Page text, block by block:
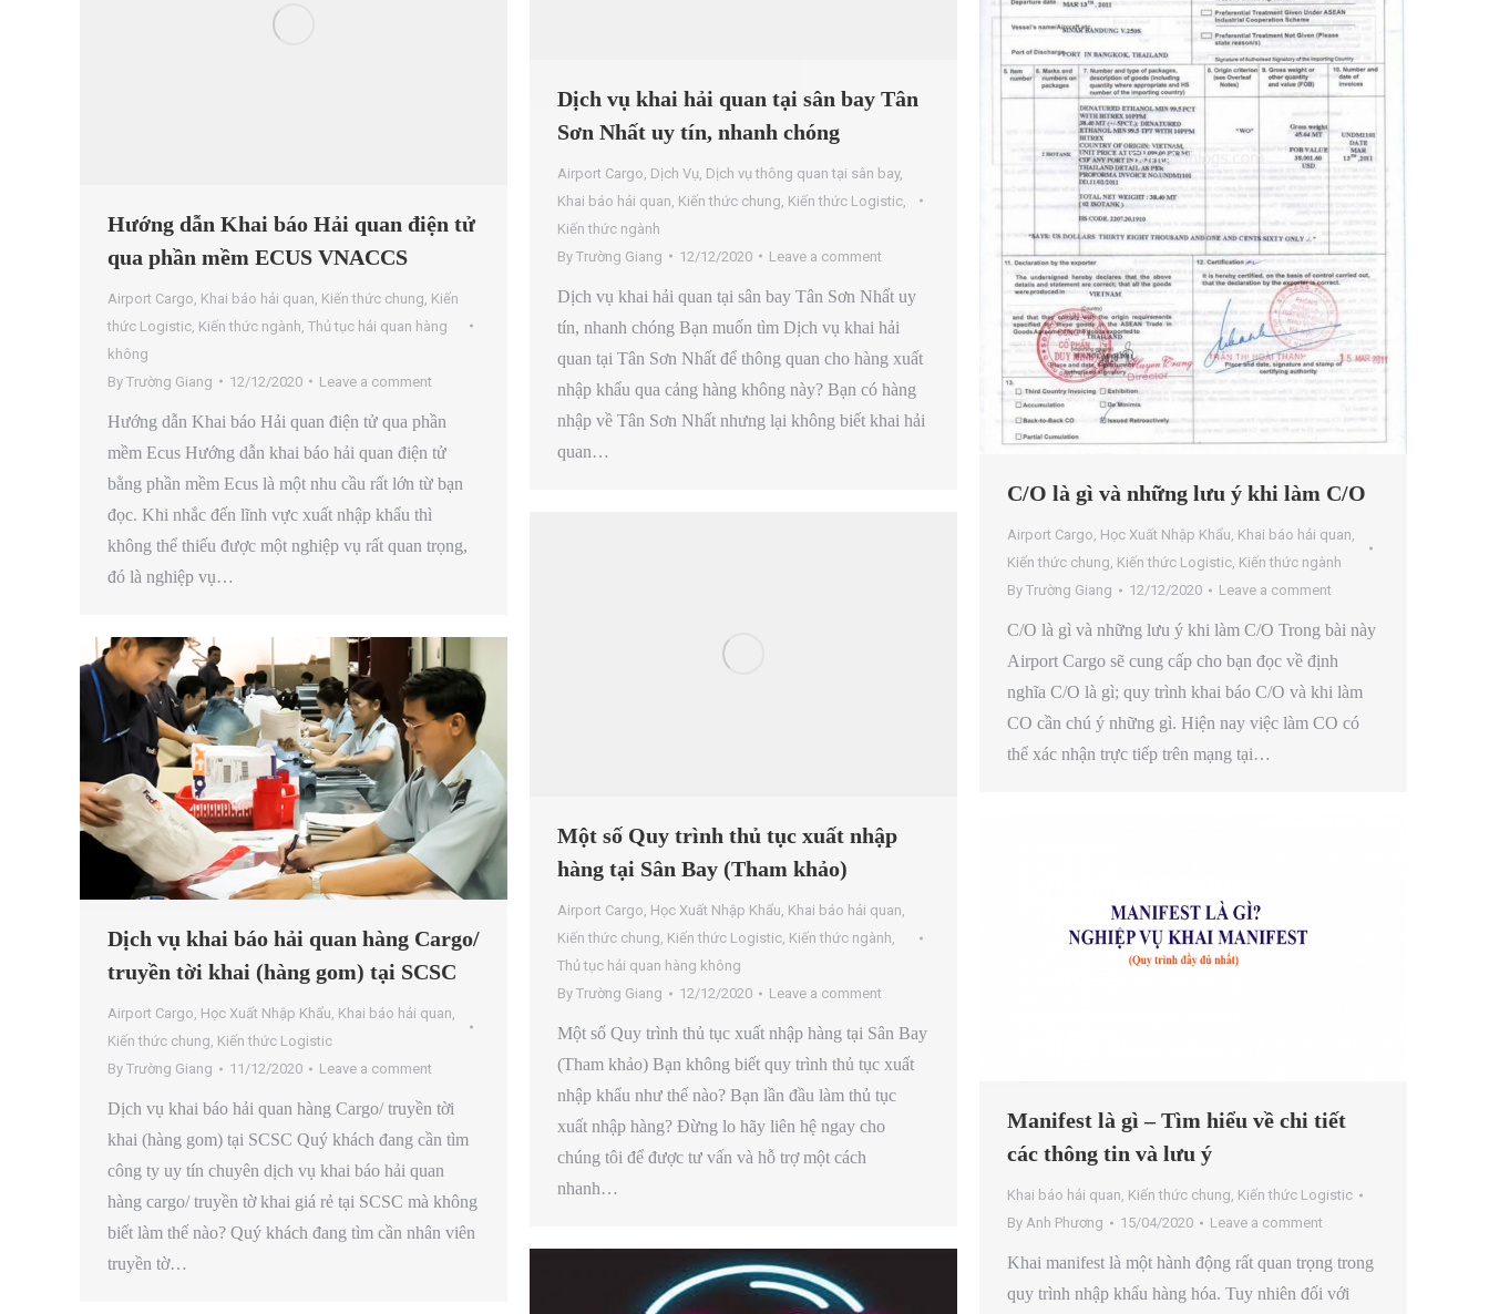
Dịch vụ khai hải quan tại sân bay Tân
Sơn Nhất uy tín, nhanh chóng
Airport Cargo Dịch Vụ Dịch vụ thông quan tại sân bay,
Khai báo hải quan Kiến thức chung Kiến thức Logistic
Kiến thức ngành
By Trường Giang 12/12/2020 Leave a comment
Dịch vụ khai hải quan tại sân bay Tân Sơn Nhất uy
tín, nhanh chóng Bạn muốn tìm Dịch vụ khai hải
quan tại Tân Sơn Nhất để thông quan cho hàng xuất
nhập khẩu qua cảng hàng không này? Bạn có hàng
nhập về Tân Sơn Nhất nhưng lại không biết khai hải
quan…
C/O là gì và những lưu ý khi làm C/O
Airport Cargo, Học Xuất Nhập Khẩu, Khai báo hải quan,
Kiến thức chung, Kiến thức Logistic, Kiến thức ngành
By Trường Giang 12/12/2020 Leave a comment
C/O là gì và những lưu ý khi làm C/O Trong bài này
Airport Cargo sẽ cung cấp cho bạn đọc về định
nghĩa C/O là gì; quy trình khai báo C/O và khi làm
CO cần chú ý những gì. Hiện nay việc làm CO có
thể xác nhận trực tiếp trên mạng tại…
Hướng dẫn Khai báo Hải quan điện tử
qua phần mềm ECUS VNACCS
Airport Cargo Khai báo hải quan Kiến thức chung Kiến
thức Logistic Kiến thức ngành Thủ tục hải quan hàng
không
By Trường Giang 12/12/2020 Leave a comment
Hướng dẫn Khai báo Hải quan điện tử qua phần
mềm Ecus Hướng dẫn khai báo hải quan điện tử
bằng phần mềm Ecus là một nhu cầu rất lớn từ bạn
đọc. Khi nhắc đến lĩnh vực xuất nhập khẩu thì
không thể thiếu được một nghiệp vụ rất quan trọng,
đó là nghiệp vụ…
Một số Quy trình thủ tục xuất nhập
hàng tại Sân Bay (Tham khảo)
Airport Cargo, Học Xuất Nhập Khẩu, Khai báo hải quan,
Kiến thức chung, Kiến thức Logistic, Kiến thức ngành,
Thủ tục hải quan hàng không
By Trường Giang 12/12/2020 Leave a comment
Một số Quy trình thủ tục xuất nhập hàng tại Sân Bay
(Tham khảo) Bạn không biết quy trình thủ tục xuất
nhập khẩu như thế nào? Bạn lần đầu làm thủ tục
xuất nhập hàng? Đừng lo hãy liên hệ ngay cho
chúng tôi để được tư vấn và hỗ trợ một cách
nhanh…
Dịch vụ khai báo hải quan hàng Cargo/
truyền tời khai (hàng gom) tại SCSC
Airport Cargo, Học Xuất Nhập Khẩu, Khai báo hải quan,
Kiến thức chung, Kiến thức Logistic
By Trường Giang 11/12/2020 Leave a comment
Dịch vụ khai báo hải quan hàng Cargo/ truyền tời
khai (hàng gom) tại SCSC Quý khách đang cần tìm
công ty uy tín chuyên dịch vụ khai báo hải quan
hàng cargo/ truyền tờ khai giá rẻ tại SCSC mà không
biết làm thế nào? Quý khách đang tìm cần nhân viên
truyền tờ…
Manifest là gì – Tìm hiểu về chi tiết
các thông tin và lưu ý
Khai báo hải quan, Kiến thức chung, Kiến thức Logistic
By Anh Phương 15/04/2020 Leave a comment
Khai manifest là một hành động rất quan trọng trong
quy trình nhập khẩu hàng hóa. Tuy nhiên đối với